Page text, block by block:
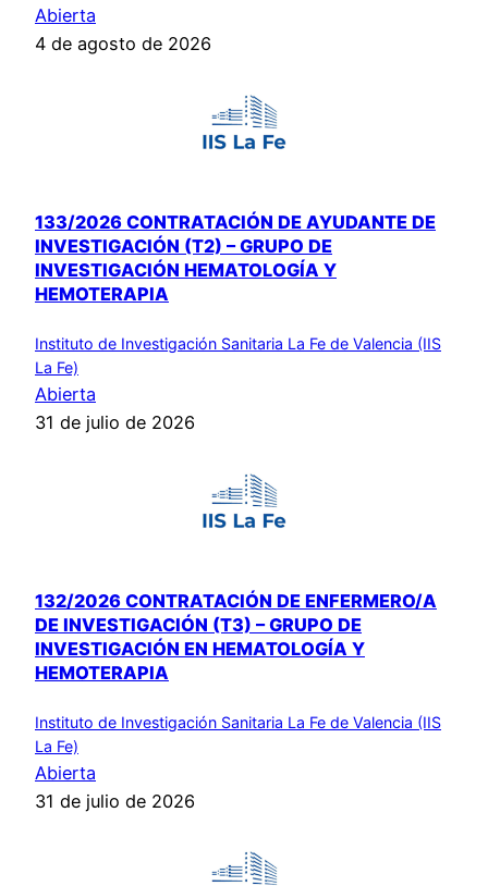
Abierta
4 de agosto de 2026
133/2026 CONTRATACIÓN DE AYUDANTE DE
INVESTIGACIÓN (T2) – GRUPO DE
INVESTIGACIÓN HEMATOLOGÍA Y
HEMOTERAPIA
Instituto de Investigación Sanitaria La Fe de Valencia (IIS
La Fe)
Abierta
31 de julio de 2026
132/2026 CONTRATACIÓN DE ENFERMERO/A
DE INVESTIGACIÓN (T3) – GRUPO DE
INVESTIGACIÓN EN HEMATOLOGÍA Y
HEMOTERAPIA
Instituto de Investigación Sanitaria La Fe de Valencia (IIS
La Fe)
Abierta
31 de julio de 2026